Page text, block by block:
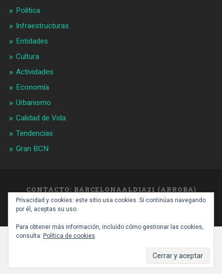
Política
Infraestructuras
Entidades
Cultura
Actividades
Economía
Urbanismo
Calidad de Vida
Tendencias
Gran BCN
CONTACTO: BARCELONAALDIA21 (ARROBA)
GMAIL.COM
Privacidad y cookies: este sitio usa cookies. Si continúas navegando
por él, aceptas su uso.
Para obtener más información, incluido cómo gestionar las cookies,
consulta: Política de cookies